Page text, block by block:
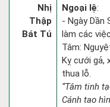
Nhị
Thập
Bát Tú
Ngoại lệ:
- Ngày Dần
làm các
Tâm:
Kỵ cưới gả,
thua lỗ.
“Tâm tinh
Cánh tao